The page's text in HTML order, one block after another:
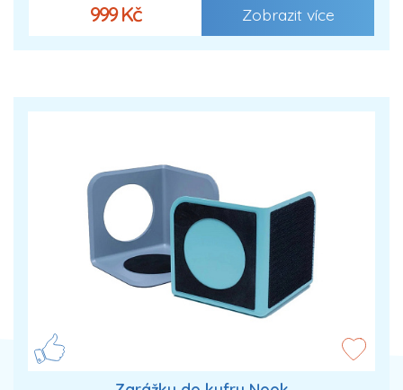
999 Kč Zobrazit více